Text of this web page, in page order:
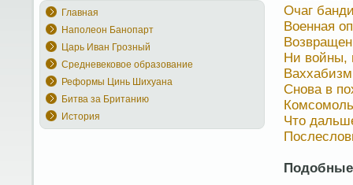
Главная
Наполеон Банопарт
Царь Иван Грозный
Средневековое образование
Реформы Цинь Шихуана
Битва за Британию
История
Очаг
Военная
Ни войны,
Ваххабизм
Снова в
Что